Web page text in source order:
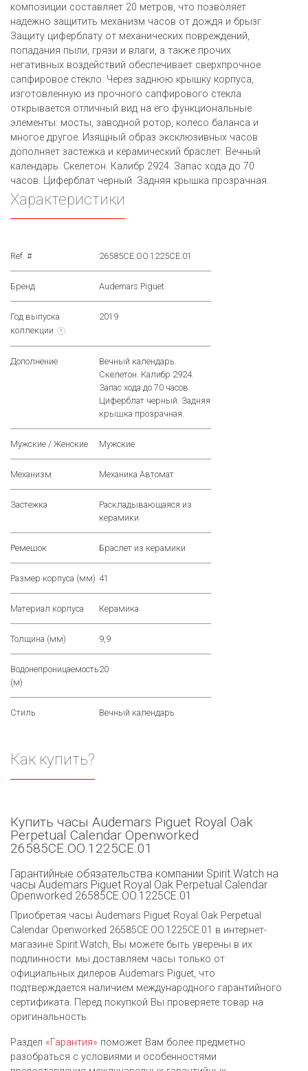
композиции составляет 20 метров, что позволяет
надежно защитить механизм часов от дождя и брызг.
Защиту циферблату от механических повреждений,
попадания пыли, грязи и влаги, а также прочих
негативных воздействий обеспечивает сверхпрочное
сапфировое стекло. Через заднюю крышку корпуса,
изготовленную из прочного сапфирового стекла
открывается отличный вид на его функциональные
элементы: мосты, заводной ротор, колесо баланса и
многое другое. Изящный образ эксклюзивных часов
дополняет застежка и керамический браслет. Вечный
календарь. Скелетон. Калибр 2924. Запас хода до 70
часов. Циферблат черный. Задняя крышка прозрачная.
Характеристики
Ref. # 26585CE.OO.1225CE.01
Бренд Audemars Piguet
Год выпуска
коллекции
?
2019
Дополнение
Вечный календарь.
Скелетон. Калибр 2924.
Запас хода до 70 часов.
Циферблат черный. Задняя
крышка прозрачная.
Мужские / Женские Мужские
Механизм Механика Автомат
Застежка
Раскладывающаяся из
керамики
Ремешок Браслет из керамики
Размер корпуса (мм) 41
Материал корпуса Керамика
Толщина (мм) 9,9
Водонепроницаемость
(м)
20
Стиль Вечный календарь
Как купить?
Купить часы Audemars Piguet Royal Oak
Perpetual Calendar Openworked
26585CE.OO.1225CE.01
Гарантийные обязательства компании Spirit.Watch на
часы Audemars Piguet Royal Oak Perpetual Calendar
Openworked 26585CE.OO.1225CE.01
Приобретая часы Audemars Piguet Royal Oak Perpetual
Calendar Openworked 26585CE.OO.1225CE.01 в интернет-
магазине Spirit.Watch, Вы можете быть уверены в их
подлинности: мы доставляем часы только от
официальных дилеров Audemars Piguet, что
подтверждается наличием международного гарантийного
сертификата. Перед покупкой Вы проверяете товар на
оригинальность.
Раздел «Гарантия» поможет Вам более предметно
разобраться с условиями и особенностями